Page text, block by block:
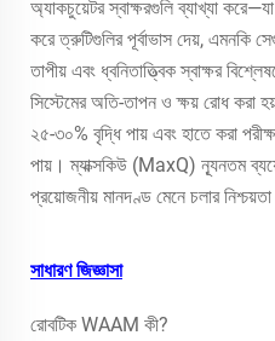
অ্যাকচুয়েটর স্বাক্ষরগুলি ব্যাখ্যা
করে ত্রুটিগুলির পূর্বাভাস দেয়,
তাপীয় এবং ধ্বনিতাত্ত্বিক স্বাক্ষর
সিস্টেমের অতি-তাপন ও ক্ষয় রোধ করা
২৫-৩০% বৃদ্ধি পায় এবং হাতে করা
পায়। ম্যাক্সকিউ (MaxQ) ন্যূনতম
প্রয়োজনীয় মানদণ্ড মেনে চলার
সাধারণ জিজ্ঞাসা
রোবটিক WAAM কী?